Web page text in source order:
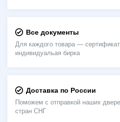
Все документы
Для каждого товара —
индивидуальая бирка
Доставка по России
Поможем с отправкой наших
стран СНГ